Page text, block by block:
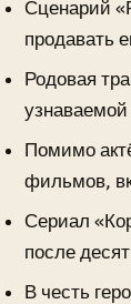
Сценарий
продавать
Родовая
узнаваемой
Помимо
фильмов,
Сериал
после
В честь